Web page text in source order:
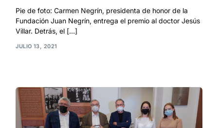
Pie de foto: Carmen Negrín, presidenta de honor de la
Fundación Juan Negrín, entrega el premio al doctor Jesús
Villar. Detrás, el […]
JULIO 13, 2021